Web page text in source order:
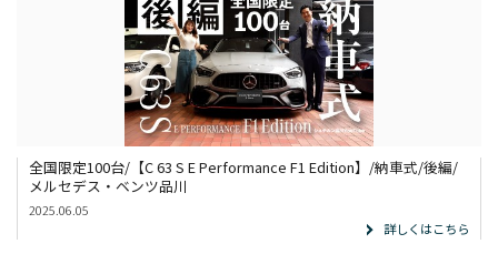
全国限定100台/【C 63 S E Performance F1 Edition】/納車式/後編/
メルセデス・ベンツ品川
2025.06.05
詳しくはこちら